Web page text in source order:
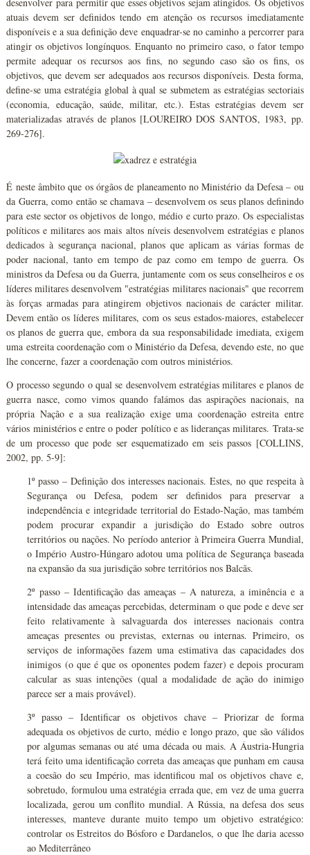
atuais devem ser definidos tendo em atenção os recursos imediatamente
disponíveis e a sua definição deve enquadrar-se no caminho a percorrer para
atingir os objetivos longínquos. Enquanto no primeiro caso, o fator tempo
permite adequar os recursos aos fins, no segundo caso são os fins, os
objetivos, que devem ser adequados aos recursos disponíveis. Desta forma,
define-se uma estratégia global à qual se submetem as estratégias sectoriais
(economia, educação, saúde, militar, etc.). Estas estratégias devem ser
materializadas através de planos [LOUREIRO DOS SANTOS, 1983, pp.
269-276].
É neste âmbito que os órgãos de planeamento no Ministério da Defesa – ou
da Guerra, como então se chamava – desenvolvem os seus planos definindo
para este sector os objetivos de longo, médio e curto prazo. Os especialistas
políticos e militares aos mais altos níveis desenvolvem estratégias e planos
dedicados à segurança nacional, planos que aplicam as várias formas de
poder nacional, tanto em tempo de paz como em tempo de guerra. Os
ministros da Defesa ou da Guerra, juntamente com os seus conselheiros e os
líderes militares desenvolvem "estratégias militares nacionais" que recorrem
às forças armadas para atingirem objetivos nacionais de carácter militar.
Devem então os líderes militares, com os seus estados-maiores, estabelecer
os planos de guerra que, embora da sua responsabilidade imediata, exigem
uma estreita coordenação com o Ministério da Defesa, devendo este, no que
lhe concerne, fazer a coordenação com outros ministérios.
O processo segundo o qual se desenvolvem estratégias militares e planos de
guerra nasce, como vimos quando falámos das aspirações nacionais, na
própria Nação e a sua realização exige uma coordenação estreita entre
vários ministérios e entre o poder político e as lideranças militares. Trata-se
de um processo que pode ser esquematizado em seis passos [COLLINS,
2002, pp. 5-9]:
1º passo – Definição dos interesses nacionais. Estes, no que respeita à
Segurança ou Defesa, podem ser definidos para preservar a
independência e integridade territorial do Estado-Nação, mas também
podem procurar expandir a jurisdição do Estado sobre outros
territórios ou nações. No período anterior à Primeira Guerra Mundial,
o Império Austro-Húngaro adotou uma política de Segurança baseada
na expansão da sua jurisdição sobre territórios nos Balcãs.
2º passo – Identificação das ameaças – A natureza, a iminência e a
intensidade das ameaças percebidas, determinam o que pode e deve ser
feito relativamente à salvaguarda dos interesses nacionais contra
ameaças presentes ou previstas, externas ou internas. Primeiro, os
serviços de informações fazem uma estimativa das capacidades dos
inimigos (o que é que os oponentes podem fazer) e depois procuram
calcular as suas intenções (qual a modalidade de ação do inimigo
parece ser a mais provável).
3º passo – Identificar os objetivos chave – Priorizar de forma
adequada os objetivos de curto, médio e longo prazo, que são válidos
por algumas semanas ou até uma década ou mais. A Áustria-Hungria
terá feito uma identificação correta das ameaças que punham em causa
a coesão do seu Império, mas identificou mal os objetivos chave e,
sobretudo, formulou uma estratégia errada que, em vez de uma guerra
localizada, gerou um conflito mundial. A Rússia, na defesa dos seus
interesses, manteve durante muito tempo um objetivo estratégico:
controlar os Estreitos do Bósforo e Dardanelos, o que lhe daria acesso
ao Mediterrâneo